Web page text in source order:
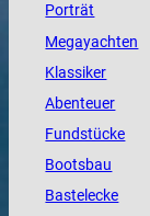
Porträt
Megayachten
Klassiker
Abenteuer
Fundstücke
Bootsbau
Bastelecke